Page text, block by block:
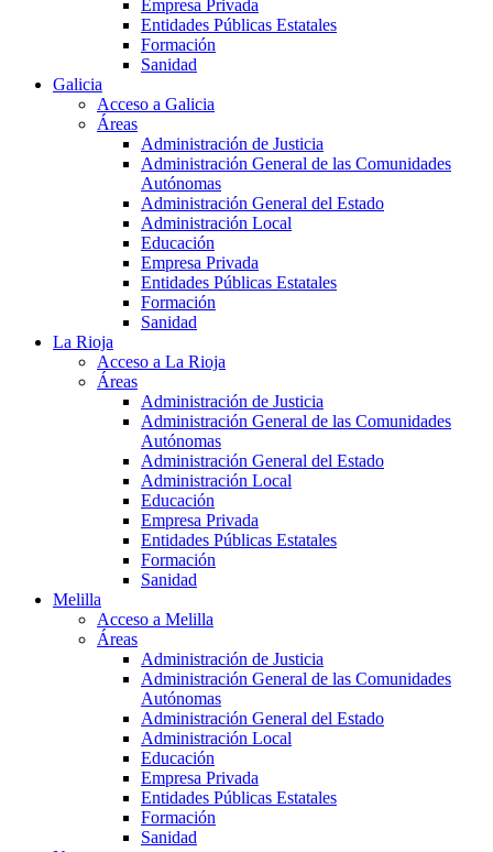
Empresa Privada
Entidades Públicas Estatales
Formación
Sanidad
Galicia
Acceso a Galicia
Áreas
Administración de Justicia
Administración General de las Comunidades
Autónomas
Administración General del Estado
Administración Local
Educación
Empresa Privada
Entidades Públicas Estatales
Formación
Sanidad
La Rioja
Acceso a La Rioja
Áreas
Administración de Justicia
Administración General de las Comunidades
Autónomas
Administración General del Estado
Administración Local
Educación
Empresa Privada
Entidades Públicas Estatales
Formación
Sanidad
Melilla
Acceso a Melilla
Áreas
Administración de Justicia
Administración General de las Comunidades
Autónomas
Administración General del Estado
Administración Local
Educación
Empresa Privada
Entidades Públicas Estatales
Formación
Sanidad